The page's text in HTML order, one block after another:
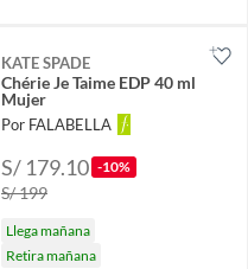
KATE SPADE
Chérie Je Taime EDP 40 ml
Mujer
Por FALABELLA
S/ 179.10 -10%
S/ 199
Llega mañana
Retira mañana